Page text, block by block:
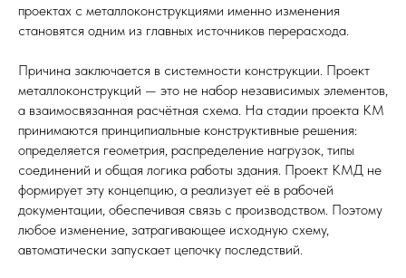
проектах с металлоконструкциями именно изменения
становятся одним из главных источников перерасхода.
Причина заключается в системности конструкции. Проект
металлоконструкций — это не набор независимых элементов,
а взаимосвязанная расчётная схема. На стадии проекта КМ
принимаются принципиальные конструктивные решения:
определяется геометрия, распределение нагрузок, типы
соединений и общая логика работы здания. Проект КМД не
формирует эту концепцию, а реализует её в рабочей
документации, обеспечивая связь с производством. Поэтому
любое изменение, затрагивающее исходную схему,
автоматически запускает цепочку последствий.